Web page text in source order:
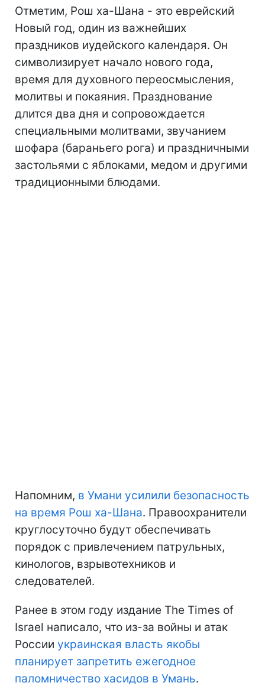
Отметим, Рош ха-Шана - это еврейский
Новый год, один из важнейших
праздников иудейского календаря. Он
символизирует начало нового года,
время для духовного переосмысления,
молитвы и покаяния. Празднование
длится два дня и сопровождается
специальными молитвами, звучанием
шофара (бараньего рога) и праздничными
застольями с яблоками, медом и другими
традиционными блюдами.
Напомним, в Умани усилили безопасность
на время Рош ха-Шана. Правоохранители
круглосуточно будут обеспечивать
порядок с привлечением патрульных,
кинологов, взрывотехников и
следователей.
Ранее в этом году издание The Times of
Israel написало, что из-за войны и атак
России украинская власть якобы
планирует запретить ежегодное
паломничество хасидов в Умань.